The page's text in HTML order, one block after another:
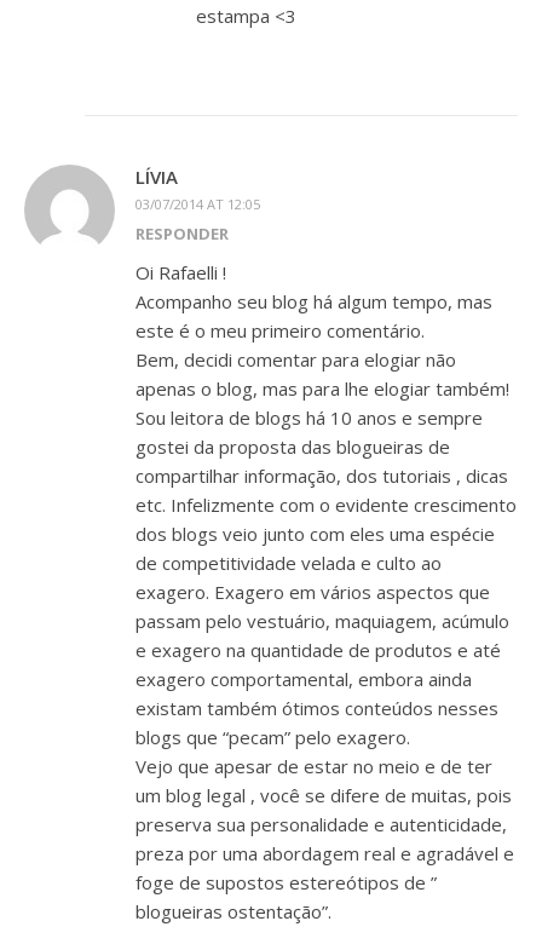
estampa <3
LÍVIA
03/07/2014 AT 12:05
RESPONDER
Oi Rafaelli !
Acompanho seu blog há algum tempo, mas
este é o meu primeiro comentário.
Bem, decidi comentar para elogiar não
apenas o blog, mas para lhe elogiar também!
Sou leitora de blogs há 10 anos e sempre
gostei da proposta das blogueiras de
compartilhar informação, dos tutoriais , dicas
etc. Infelizmente com o evidente crescimento
dos blogs veio junto com eles uma espécie
de competitividade velada e culto ao
exagero. Exagero em vários aspectos que
passam pelo vestuário, maquiagem, acúmulo
e exagero na quantidade de produtos e até
exagero comportamental, embora ainda
existam também ótimos conteúdos nesses
blogs que “pecam” pelo exagero.
Vejo que apesar de estar no meio e de ter
um blog legal , você se difere de muitas, pois
preserva sua personalidade e autenticidade,
preza por uma abordagem real e agradável e
foge de supostos estereótipos de ”
blogueiras ostentação”.